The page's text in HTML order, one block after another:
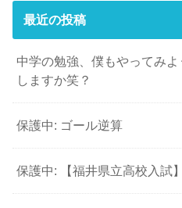
最近の投稿
中学の勉強、僕もやってみ
しますか笑？
保護中: ゴール逆算
保護中: 【福井県立高校入試